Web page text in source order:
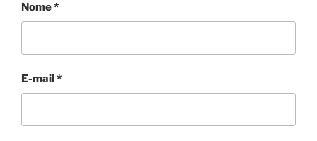
Nome*
E-mail*